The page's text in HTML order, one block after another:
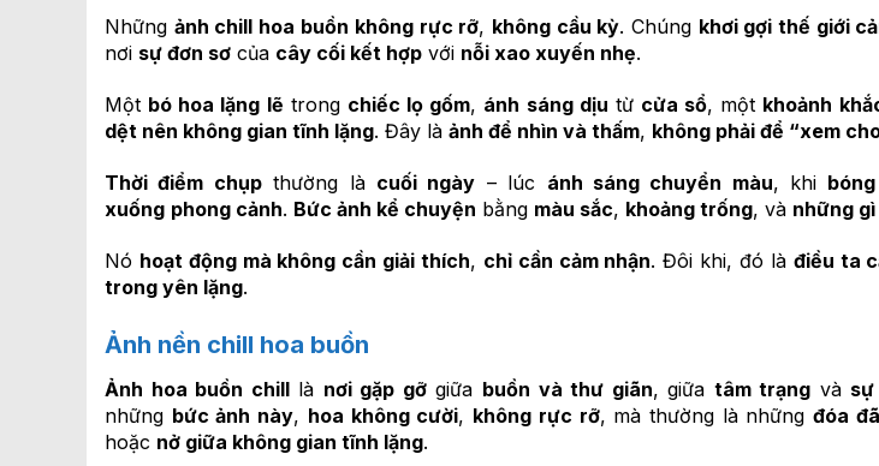
Những ảnh chill hoa buồn không rực rỡ, không cầu kỳ. Chúng khơi gợi thế giới
nơi sự đơn sơ của cây cối kết hợp với nỗi xao xuyến nhẹ.
Một bó hoa lặng lẽ trong chiếc lọ gốm, ánh sáng dịu từ cửa sổ, một khoảnh
dệt nên không gian tĩnh lặng. Đây là ảnh để nhìn và thấm, không phải để “xem
Thời điểm chụpthường là cuối ngày – lúc ánh sáng chuyển màu, khi
xuống phong cảnh. Bức ảnh kể chuyện bằng màu sắc, khoảng trống, và những
Nó hoạt động mà không cần giải thích, chỉ cần cảm nhận. Đôi khi, đó là điều ta
trong yên lặng.
Ảnh nền chill hoa buồn
Ảnh hoa buồn chilllà nơi gặp gỡgiữa buồn và thư giãn, giữa tâm trạng và
những bức ảnh này, hoa không cười, không rực rỡ, mà thường là nhữngđóa
hoặc nở giữa không gian tĩnh lặng.